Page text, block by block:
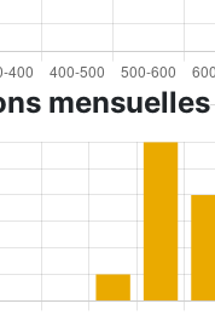
mensuelles